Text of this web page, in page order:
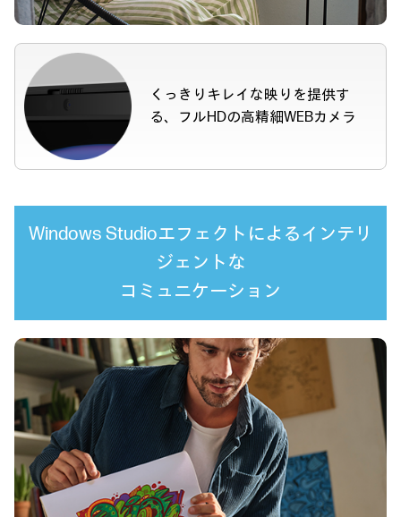
くっきりキレイな映りを提供す
る、
フルHDの高精細WEBカメラ
Windows Studioエフェクトによるインテリ
ジェントな
コミュニケーション